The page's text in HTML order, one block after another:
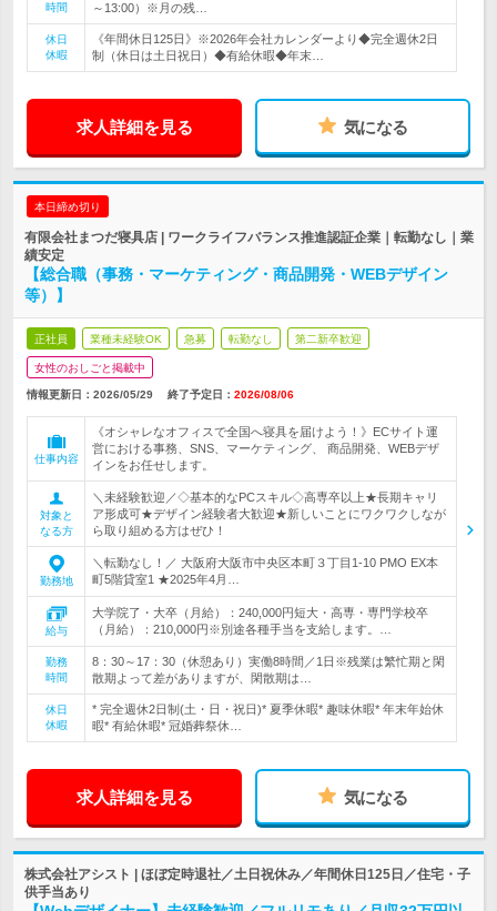
時間
～13:00）※月の残…
休日
休暇
《年間休日125日》※2026年会社カレンダーより◆完全週休2日
制（休日は土日祝日）◆有給休暇◆年末…
求人詳細を見る 気になる
本日締め切り
有限会社まつだ寝具店 | ワークライフバランス推進認証企業｜転勤なし｜業
績安定
【総合職（事務・マーケティング・商品開発・WEBデザイン
等）】
正社員 業種未経験OK 急募 転勤なし 第二新卒歓迎
女性のおしごと掲載中
情報更新日：2026/05/29 終了予定日： 2026/08/06
仕事内容
《オシャレなオフィスで全国へ寝具を届けよう！》ECサイト運
営における事務、SNS、マーケティング、 商品開発、WEBデザ
インをお任せします。
対象と
なる方
＼未経験歓迎／◇基本的なPCスキル◇高専卒以上★長期キャリ
ア形成可★デザイン経験者大歓迎★新しいことにワクワクしなが
ら取り組める方はぜひ！
勤務地
＼転勤なし！／ 大阪府大阪市中央区本町３丁目1-10 PMO EX本
町5階貸室1 ★2025年4月…
給与
大学院了・大卒（月給）：240,000円短大・高専・専門学校卒
（月給）：210,000円※別途各種手当を支給します。…
勤務
時間
8：30～17：30（休憩あり）実働8時間／1日※残業は繁忙期と閑
散期よって差がありますが、閑散期は…
休日
休暇
* 完全週休2日制(土・日・祝日)* 夏季休暇* 趣味休暇* 年末年始休
暇* 有給休暇* 冠婚葬祭休…
求人詳細を見る 気になる
株式会社アシスト | ほぼ定時退社／土日祝休み／年間休日125日／住宅・子
供手当あり